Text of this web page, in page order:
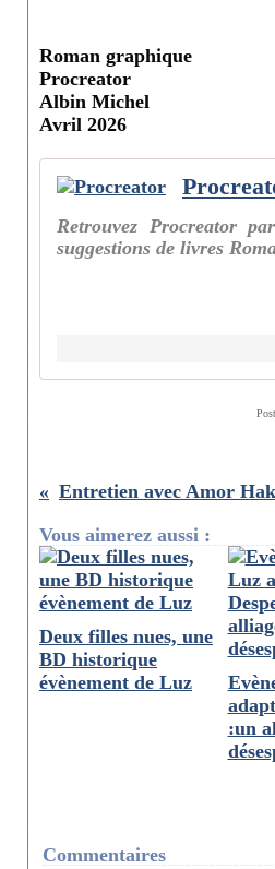
Roman graphique
Procreator
Albin Michel
Avril 2026
Retrouvez Procreator
suggestions de livres
Vous aimerez aussi :
Deux filles nues, une
BD historique
évènement de Luz
:un
Commentaires